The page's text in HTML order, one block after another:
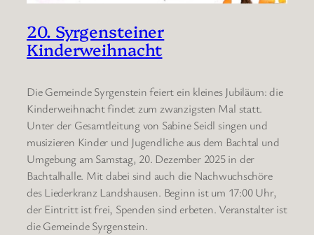
20. Syrgensteiner
Kinderweihnacht
Die Gemeinde Syrgenstein feiert ein kleines Jubiläum: die
Kinderweihnacht findet zum zwanzigsten Mal statt.
Unter der Gesamtleitung von Sabine Seidl singen und
musizieren Kinder und Jugendliche aus dem Bachtal und
Umgebung am Samstag, 20. Dezember 2025 in der
Bachtalhalle. Mit dabei sind auch die Nachwuchschöre
des Liederkranz Landshausen. Beginn ist um 17:00 Uhr,
der Eintritt ist frei, Spenden sind erbeten. Veranstalter ist
die Gemeinde Syrgenstein.